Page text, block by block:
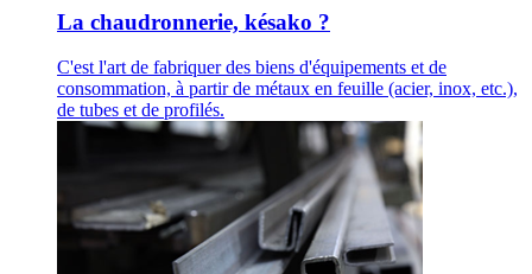
La chaudronnerie, késako ?
C'est l'art de fabriquer des biens d'équipements et de
consommation, à partir de métaux en feuille (acier, inox, etc.),
de tubes et de profilés.